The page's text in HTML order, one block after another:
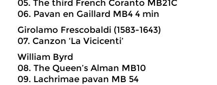
05. The third French Coranto MB21C
06. Pavan en Gaillard MB4 4 min
Girolamo Frescobaldi (1583-1643)
07. Canzon ‘La Vicicenti’
William Byrd
08. The Queen’s Alman MB10
09. Lachrimae pavan MB 54